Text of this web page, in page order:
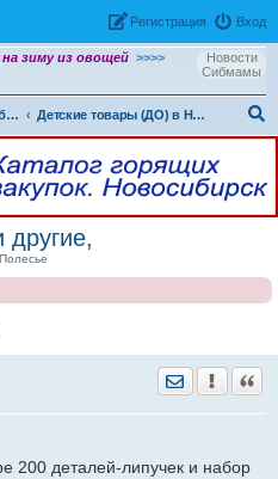
Вход
Рeгиcтpaция
Новости
Сибмамы
зиму из овощей >>>>
Новосибирская Доска объявлений
Детские товары (ДО) в Новосибирске
ои
другие,
Отправить
200 деталей-липучек и набор